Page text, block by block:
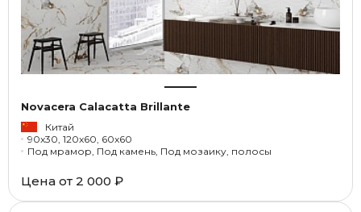
Novacera Calacatta Brillante
Китай
90x30, 120x60, 60x60
Под мрамор, Под камень, Под мозаику, полосы
Цена от 2 000 ₽